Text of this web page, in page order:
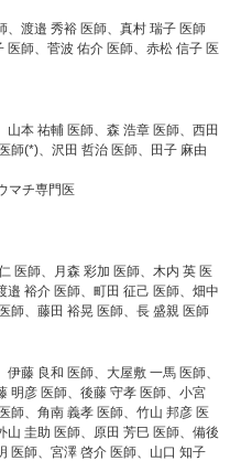
、渡邉 秀裕 医師、真村 瑞子 医師
医師、菅波 佑介 医師、赤松 信子 医
本 祐輔 医師、森 浩章 医師、西田
師(*)、沢田 哲治 医師、田子 麻由
マチ専門医
医師、月森 彩加 医師、木内 英 医
裕介 医師、町田 征己 医師、畑中
師、藤田 裕晃 医師、長 盛親 医師
藤 良和 医師、大屋敷 一馬 医師、
明彦 医師、後藤 守孝 医師、小宮
師、角南 義孝 医師、竹山 邦彦 医
圭助 医師、原田 芳巳 医師、備後
医師、宮澤 啓介 医師、山口 知子